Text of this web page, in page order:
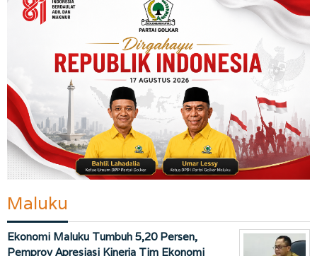
Maluku
Ekonomi Maluku Tumbuh 5,20 Persen,
Pemprov Apresiasi Kinerja Tim Ekonomi